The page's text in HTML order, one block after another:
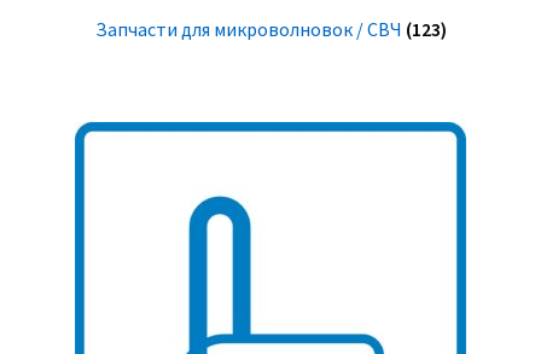
Запчасти для микроволновок / СВЧ (123)